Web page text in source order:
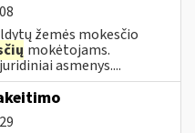
žemės mokesčio
mokėtojams.
asmenys....